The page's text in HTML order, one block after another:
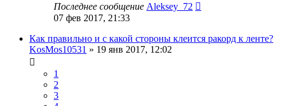
Последнее сообщение Aleksey_72
07 фев 2017, 21:33
Как правильно и с какой стороны клеится ракорд к ленте?
KosMos10531 » 19 янв 2017, 12:02
1
2
3